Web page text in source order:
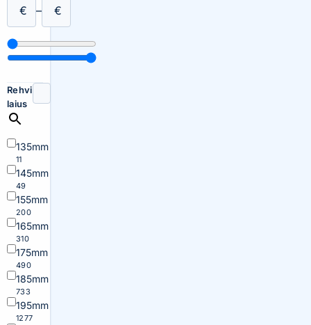
€ – €
Rehvi
laius
135mm
11
145mm
49
155mm
200
165mm
310
175mm
490
185mm
733
195mm
1277